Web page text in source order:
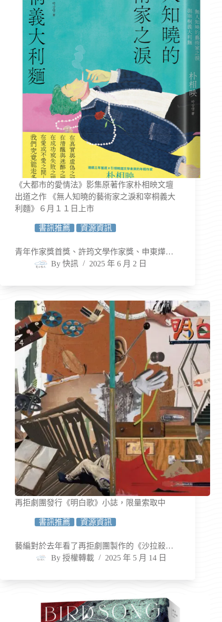
《大都市的愛情法》影集原著作家朴相映文壇
出道之作 《無人知曉的藝術家之淚和宰桐義大
利麵》６月１１日上市
書訊推薦 資源資訊
青年作家獎首獎、許筠文學作家獎、申東燁…
By 快訊 2025 年 6 月 2 日
再拒劇團發行《明白歌》小誌，限量索取中
書訊推薦 資源資訊
藝編對於去年看了再拒劇團製作的《沙拉殺…
By 授權轉載 2025 年 5 月 14 日